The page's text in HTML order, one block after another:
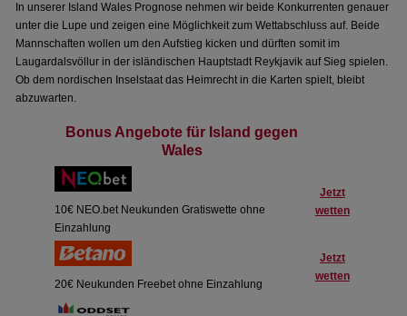
In unserer Island Wales Prognose nehmen wir beide Konkurrenten genauer
unter die Lupe und zeigen eine Möglichkeit zum Wettabschluss auf. Beide
Mannschaften wollen um den Aufstieg kicken und dürften somit im
Laugardalsvöllur in der isländischen Hauptstadt Reykjavik auf Sieg spielen.
Ob dem nordischen Inselstaat das Heimrecht in die Karten spielt, bleibt
abzuwarten.
Bonus Angebote für Island gegen
Wales
10€ NEO.bet Neukunden Gratiswette ohne
Einzahlung
Jetzt
wetten
20€ Neukunden Freebet ohne Einzahlung
Jetzt
wetten